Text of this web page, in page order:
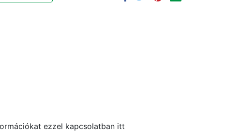
ezzel kapcsolatban itt